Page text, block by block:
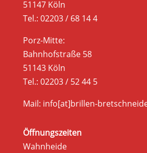
51147 Köln
Tel.: 02203 / 68 14 4
Porz-Mitte:
Bahnhofstraße 58
51143 Köln
Tel.: 02203 / 52 44 5
Mail: info[at]brillen-
Öffnungszeiten
Wahnheide